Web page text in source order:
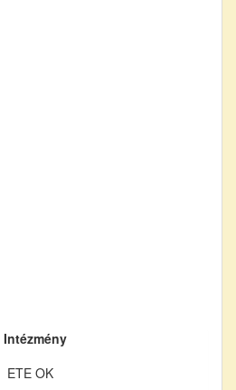
Intézmény
ETE OK